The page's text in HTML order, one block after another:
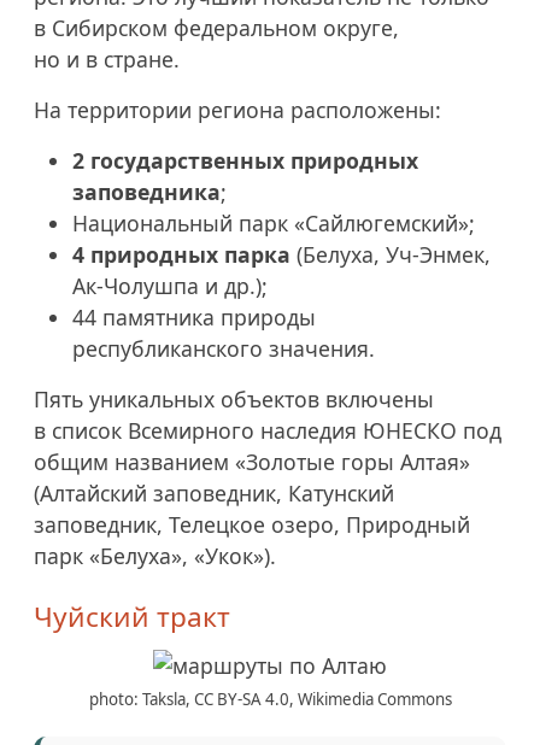
в Сибирском федеральном округе,
но и в стране.
На территории региона расположены:
2 государственных природных
заповедника;
Национальный парк «Сайлюгемский»;
4 природных парка (Белуха, Уч-Энмек,
Ак-Чолушпа и др.);
44 памятника природы
республиканского значения.
Пять уникальных объектов включены
в список Всемирного наследия ЮНЕСКО под
общим названием «Золотые горы Алтая»
(Алтайский заповедник, Катунский
заповедник, Телецкое озеро, Природный
парк «Белуха», «Укок»).
Чуйский тракт
photo: Taksla, CC BY-SA 4.0, Wikimedia Commons